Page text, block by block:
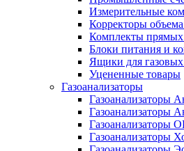
Измерительные
Корректоры объема
Комплекты прямых
Блоки питания и
Ящики для газовых
Уцененные товары
Газоанализаторы
Газоанализаторы
Газоанализаторы
Газоанализаторы
Газоанализаторы